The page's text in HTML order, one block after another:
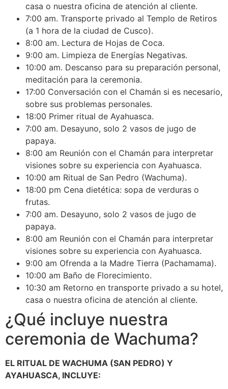
casa o nuestra oficina de atención al cliente.
7:00 am. Transporte privado al Templo de Retiros
(a 1 hora de la ciudad de Cusco).
8:00 am. Lectura de Hojas de Coca.
9:00 am. Limpieza de Energías Negativas.
10:00 am. Descanso para su preparación personal,
meditación para la ceremonia.
17:00 Conversación con el Chamán si es necesario,
sobre sus problemas personales.
18:00 Primer ritual de Ayahuasca.
7:00 am. Desayuno, solo 2 vasos de jugo de
papaya.
8:00 am Reunión con el Chamán para interpretar
visiones sobre su experiencia con Ayahuasca.
10:00 am Ritual de San Pedro (Wachuma).
18:00 pm Cena dietética: sopa de verduras o
frutas.
7:00 am. Desayuno, solo 2 vasos de jugo de
papaya.
8:00 am Reunión con el Chamán para interpretar
visiones sobre su experiencia con Ayahuasca.
9:00 am Ofrenda a la Madre Tierra (Pachamama).
10:00 am Baño de Florecimiento.
10:30 am Retorno en transporte privado a su hotel,
casa o nuestra oficina de atención al cliente.
¿Qué incluye nuestra
ceremonia de Wachuma?
EL RITUAL DE WACHUMA (SAN PEDRO) Y
AYAHUASCA, INCLUYE: